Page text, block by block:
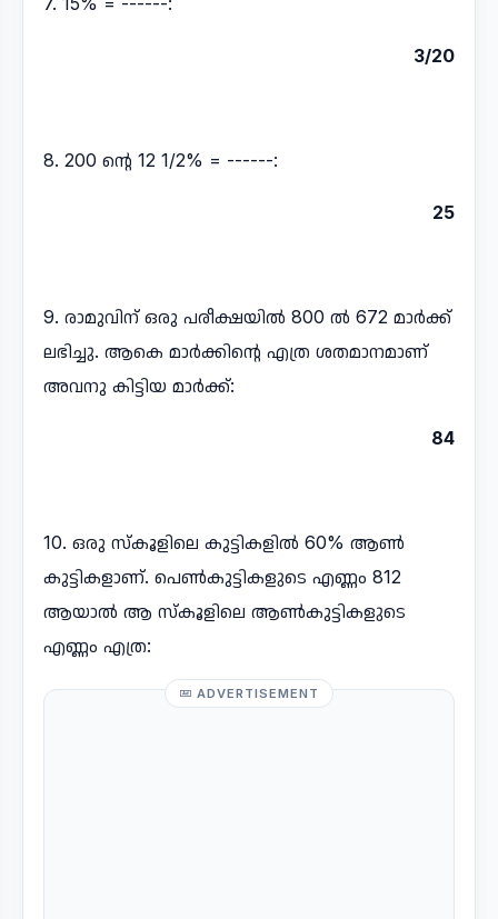
3/20
8. 200 ൻ്റെ 12 1/2% = ------:
25
9. രാമുവിന് ഒരു പരീക്ഷയിൽ 800 ൽ 672 മാർക്ക്
ലഭിച്ചു. ആകെ മാർക്കിൻ്റെ എത്ര ശതമാനമാണ്
അവനു കിട്ടിയ മാർക്ക്:
84
10. ഒരു സ്കൂളിലെ കുട്ടികളിൽ 60% ആൺ
കുട്ടികളാണ്. പെൺകുട്ടികളുടെ എണ്ണം 812
ആയാൽ ആ സ്കൂളിലെ ആൺകുട്ടികളുടെ
എണ്ണം എത്ര:
ADVERTISEMENT